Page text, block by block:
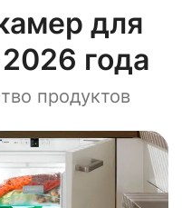
для
года
продуктов